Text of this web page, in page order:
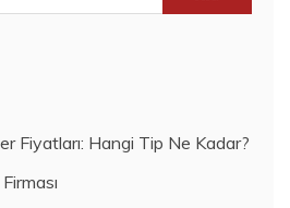
Fiyatları: Hangi Tip Ne Kadar?